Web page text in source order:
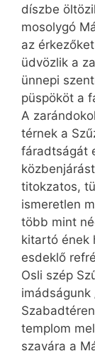
díszbe
mosolygó
az
üdvözlik a
ünnepi
püspököt a
A
térnek a
fáradtságát
titokzatos,
ismeretlen
több mint
kitartó ének
esdeklő
Osli szép
imádságunk
templom
szavára a